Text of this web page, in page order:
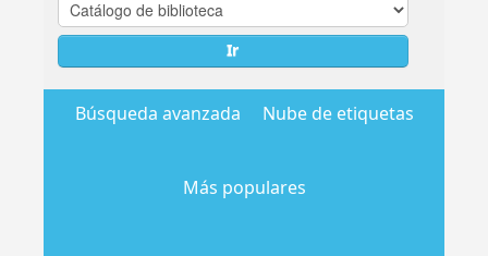
Ir
Búsqueda avanzada Nube de etiquetas
Más populares